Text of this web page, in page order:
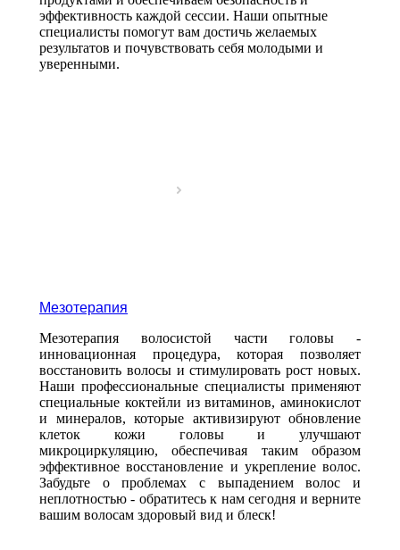
эффективность каждой сессии. Наши опытные
специалисты помогут вам достичь желаемых
результатов и почувствовать себя молодыми и
уверенными.
Мезотерапия
Мезотерапия волосистой части головы -
инновационная процедура, которая позволяет
восстановить волосы и стимулировать рост новых.
Наши профессиональные специалисты применяют
специальные коктейли из витаминов, аминокислот
и минералов, которые активизируют обновление
клеток кожи головы и улучшают
микроциркуляцию, обеспечивая таким образом
эффективное восстановление и укрепление волос.
Забудьте о проблемах с выпадением волос и
неплотностью - обратитесь к нам сегодня и верните
вашим волосам здоровый вид и блеск!